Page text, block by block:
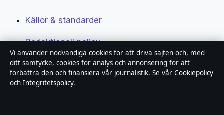
Källor & standarder
Redaktionell policy
Rättelsepolicy
Faktagranskningspolicy
Vi använder nödvändiga cookies för att driva sajten och, med
ditt samtycke, cookies för analys och annonsering för att
förbättra den och finansiera vår journalistik. Se vår Cookiepolicy
och Integritetspolicy.